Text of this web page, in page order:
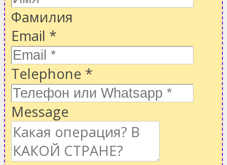
Фамилия
Email *
Telephone *
Message